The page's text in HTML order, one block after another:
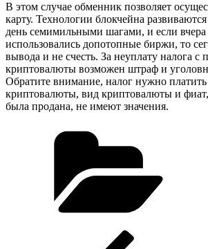
В этом случае обменник позволяет
карту. Технологии блокчейна
день семимильными шагами, и если вчера
использовались допотопные биржи, то
вывода и не счесть. За неуплату налога с
криптовалюты возможен штраф и
Обратите внимание, налог нужно
криптовалюты, вид криптовалюты и
была продана, не имеют значения.
Beitragsnavigation